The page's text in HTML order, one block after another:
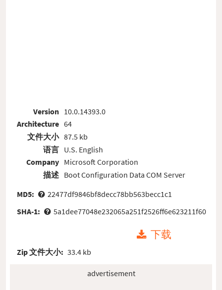
Version
Architecture
文件大小
语言
Company
描述
10.0.14393.0
64
87.5 kb
U.S. English
Microsoft Corporation
Boot Configuration Data COM Server
MD5:
22477df9846bf8decc78bb563becc1c1
SHA-1:
5a1dee77048e232065a251f2526ff6e623211f60
下载
Zip 文件大小: 33.4 kb
advertisement